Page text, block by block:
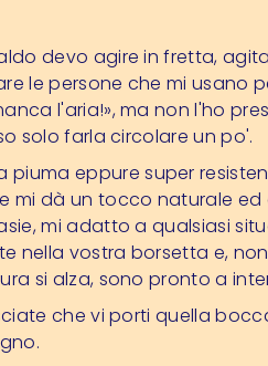
devo agire in fretta,
le persone che mi usano
l'aria!», ma non l'ho
solo farla circolare un po'.
piuma eppure super
mi dà un tocco naturale
mi adatto a qualsiasi
nella vostra borsetta e,
si alza, sono pronto a
che vi porti quella